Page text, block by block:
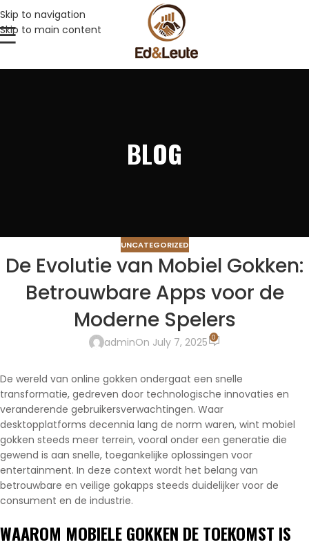
Skip to navigation
Skip to main content
BLOG
UNCATEGORIZED
De Evolutie van Mobiel Gokken:
Betrouwbare Apps voor de
Moderne Spelers
adminOn July 7, 2025 0
De wereld van online gokken ondergaat een snelle
transformatie, gedreven door technologische innovaties en
veranderende gebruikersverwachtingen. Waar
desktopplatforms decennia lang de norm waren, wint mobiel
gokken steeds meer terrein, vooral onder een generatie die
gewend is aan snelle, toegankelijke oplossingen voor
entertainment. In deze context wordt het belang van
betrouwbare en veilige gokapps steeds duidelijker voor de
consument en de industrie.
WAAROM MOBIELE GOKKEN DE TOEKOMST IS